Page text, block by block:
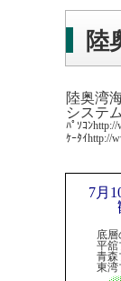
陸
陸奥湾
システ
ﾊﾟｿｺﾝ
ｹｰﾀｲhttp://
7月
底
平
青
東